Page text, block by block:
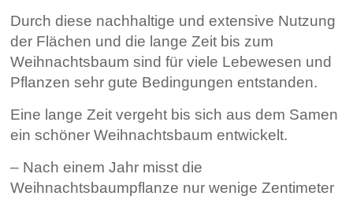
Durch diese nachhaltige und extensive Nutzung
der Flächen und die lange Zeit bis zum
Weihnachtsbaum sind für viele Lebewesen und
Pflanzen sehr gute Bedingungen entstanden.
Eine lange Zeit vergeht bis sich aus dem Samen
ein schöner Weihnachtsbaum entwickelt.
– Nach einem Jahr misst die
Weihnachtsbaumpflanze nur wenigeZentimeter